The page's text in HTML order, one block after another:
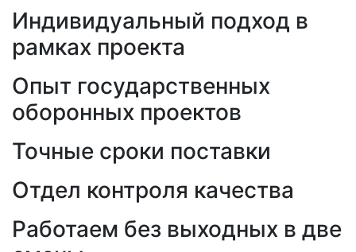
Индивидуальный подход в
рамках проекта
Опыт государственных
оборонных проектов
Точные сроки поставки
Отдел контроля качества
Работаем без выходных в две